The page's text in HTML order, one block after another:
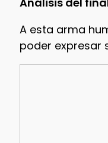
A esta arma
poder expresar